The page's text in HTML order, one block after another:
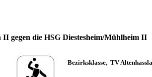
II gegen die HSG Diestesheim/Mühlheim II
Bezirksklasse, TV